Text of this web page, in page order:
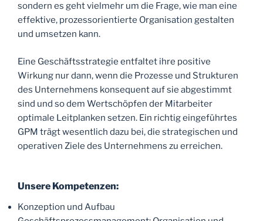
sondern es geht vielmehr um die Frage, wie man eine
effektive, prozessorientierte Organisation gestalten
und umsetzen kann.
Eine Geschäftsstrategie entfaltet ihre positive
Wirkung nur dann, wenn die Prozesse und Strukturen
des Unternehmens konsequent auf sie abgestimmt
sind und so dem Wertschöpfen der Mitarbeiter
optimale Leitplanken setzen. Ein richtig eingeführtes
GPM trägt wesentlich dazu bei, die strategischen und
operativen Ziele des Unternehmens zu erreichen.
Unsere Kompetenzen:
Konzeption und Aufbau